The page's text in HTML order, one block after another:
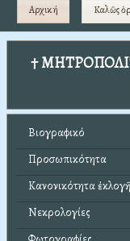
Αρχική Καλῶς
†
Βιογραφικό
Προσωπικότητα
Κανονικότητα
Νεκρολογίες